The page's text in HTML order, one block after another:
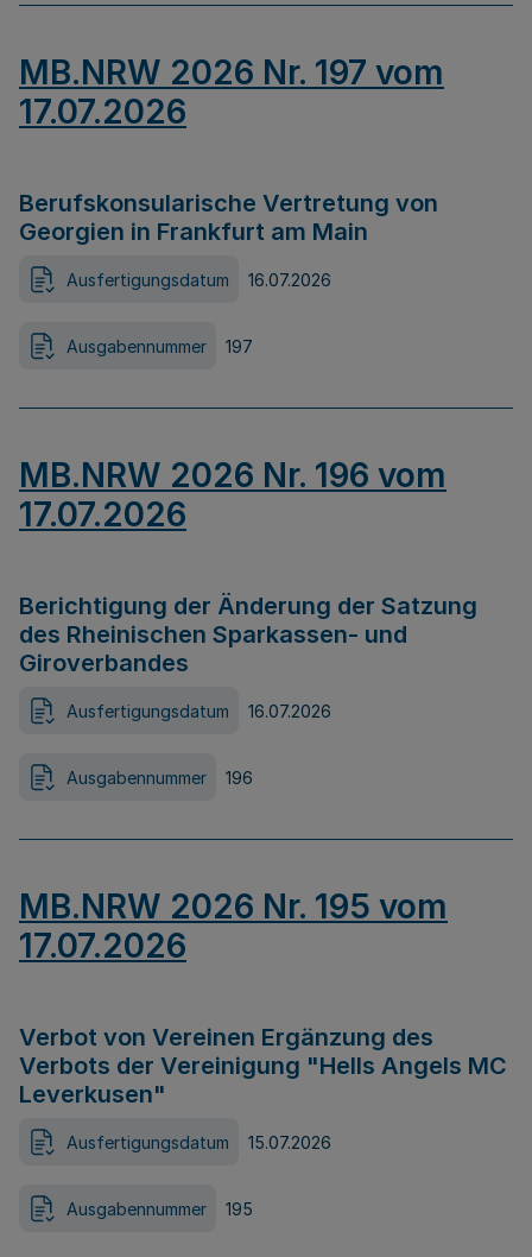
MB.NRW 2026 Nr. 197 vom
17.07.2026
Berufskonsularische Vertretung von
Georgien in Frankfurt am Main
Ausfertigungsdatum 16.07.2026
Ausgabennummer 197
MB.NRW 2026 Nr. 196 vom
17.07.2026
Berichtigung der Änderung der Satzung
des Rheinischen Sparkassen- und
Giroverbandes
Ausfertigungsdatum 16.07.2026
Ausgabennummer 196
MB.NRW 2026 Nr. 195 vom
17.07.2026
Verbot von Vereinen Ergänzung des
Verbots der Vereinigung "Hells Angels MC
Leverkusen"
Ausfertigungsdatum 15.07.2026
Ausgabennummer 195